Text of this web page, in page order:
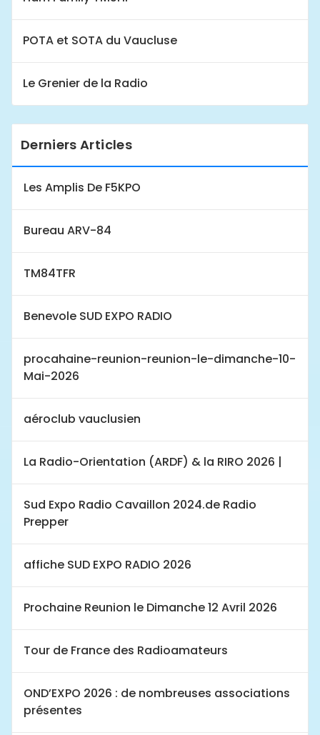
POTA et SOTA du Vaucluse
Le Grenier de la Radio
Derniers Articles
Les Amplis De F5KPO
Bureau ARV-84
TM84TFR
Benevole SUD EXPO RADIO
procahaine-reunion-reunion-le-dimanche-10-
Mai-2026
aéroclub vauclusien
La Radio-Orientation (ARDF) & la RIRO 2026 |
Sud Expo Radio Cavaillon 2024.de Radio
Prepper
affiche SUD EXPO RADIO 2026
Prochaine Reunion le Dimanche 12 Avril 2026
Tour de France des Radioamateurs
OND’EXPO 2026 : de nombreuses associations
présentes